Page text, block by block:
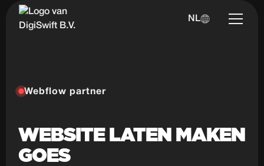
NL
Webflow partner
WEBSITE LATEN MAKEN
GOES